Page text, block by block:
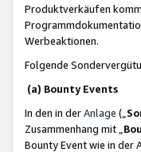
Produktverkäufen
Werbeaktionen.
Folgende
(a) Bounty Events
In den in derAnlage („
Zusammenhang mit „
Bounty Event wie in der